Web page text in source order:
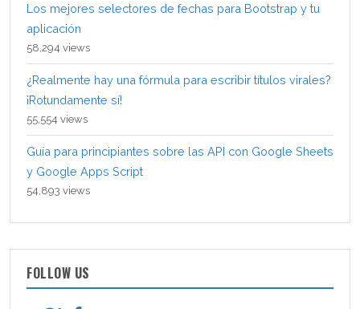
Los mejores selectores de fechas para Bootstrap y tu
aplicación
58,294 views
¿Realmente hay una fórmula para escribir títulos virales?
¡Rotundamente sí!
55,554 views
Guía para principiantes sobre las API con Google Sheets
y Google Apps Script
54,893 views
FOLLOW US